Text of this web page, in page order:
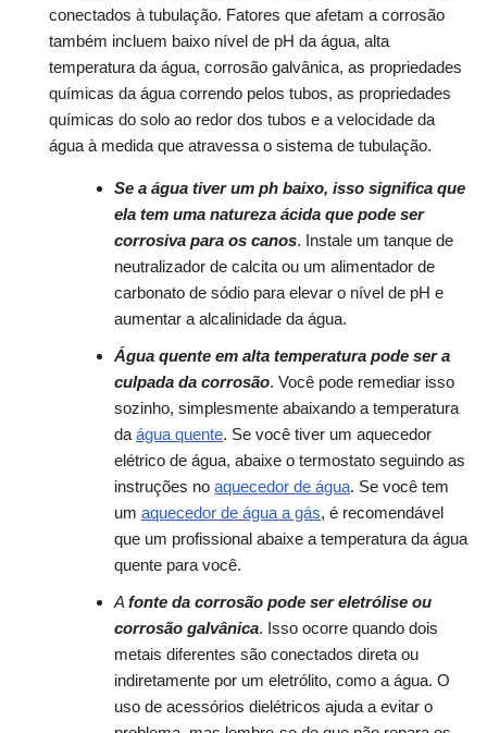
conectados à tubulação. Fatores que afetam a corrosão
também incluem baixo nível de pH da água, alta
temperatura da água, corrosão galvânica, as propriedades
químicas da água correndo pelos tubos, as propriedades
químicas do solo ao redor dos tubos e a velocidade da
água à medida que atravessa o sistema de tubulação.
Se a água tiver um ph baixo, isso significa que
ela tem uma natureza ácida que pode ser
corrosiva para os canos. Instale um tanque de
neutralizador de calcita ou um alimentador de
carbonato de sódio para elevar o nível de pH e
aumentar a alcalinidade da água.
Água quente em alta temperatura pode ser a
culpada da corrosão. Você pode remediar isso
sozinho, simplesmente abaixando a temperatura
da água quente. Se você tiver um aquecedor
elétrico de água, abaixe o termostato seguindo as
instruções no aquecedor de água. Se você tem
um aquecedor de água a gás, é recomendável
que um profissional abaixe a temperatura da água
quente para você.
A fonte da corrosão pode ser eletrólise ou
corrosão galvânica. Isso ocorre quando dois
metais diferentes são conectados direta ou
indiretamente por um eletrólito, como a água. O
uso de acessórios dielétricos ajuda a evitar o